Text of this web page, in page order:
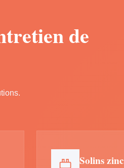
de
Solins zinc